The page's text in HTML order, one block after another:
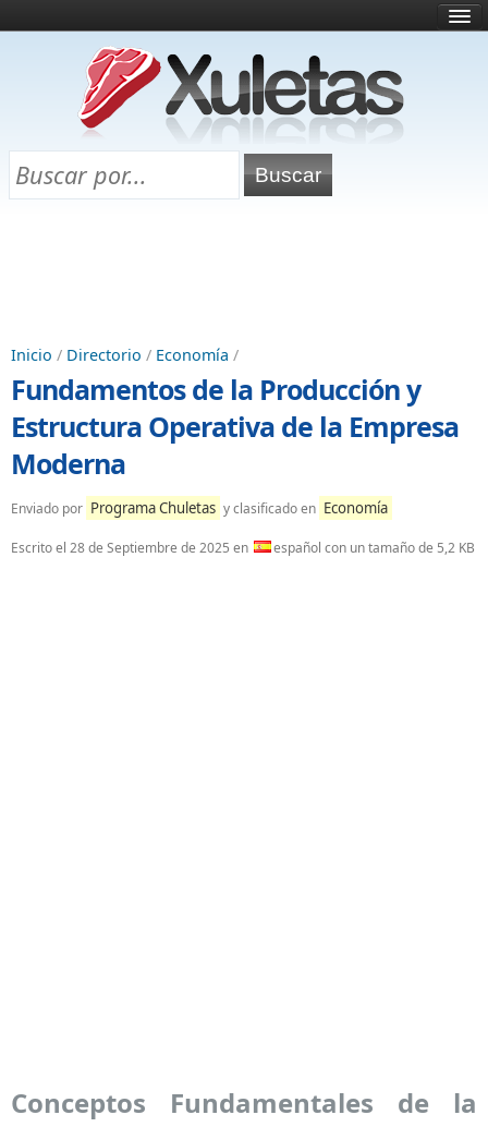
¿Qué es esto?
Directorio
Chuletas para exámenes
Inicio / Directorio / Economía /
Fundamentos de la Producción y
Estructura Operativa de la Empresa
Moderna
Enviado por Programa Chuletas y clasificado en Economía
Escrito el 28 de Septiembre de 2025 en español con un tamaño de 5,2 KB
Conceptos Fundamentales de la